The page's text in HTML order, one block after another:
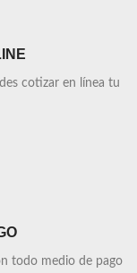
cotizar en línea tu
todo medio de pago